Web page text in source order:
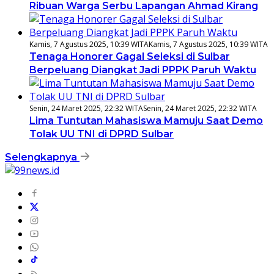
Ribuan Warga Serbu Lapangan Ahmad Kirang
Kamis, 7 Agustus 2025, 10:39 WITAKamis, 7 Agustus 2025, 10:39 WITA
Tenaga Honorer Gagal Seleksi di Sulbar
Berpeluang Diangkat Jadi PPPK Paruh Waktu
Senin, 24 Maret 2025, 22:32 WITASenin, 24 Maret 2025, 22:32 WITA
Lima Tuntutan Mahasiswa Mamuju Saat Demo
Tolak UU TNI di DPRD Sulbar
Selengkapnya